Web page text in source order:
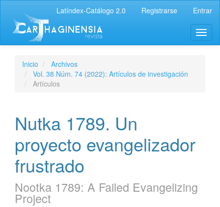
Latíndex-Catálogo 2.0 Registrarse Entrar
Inicio
Archivos
Vol. 38 Núm. 74 (2022): Artículos de investigación
Artículos
Nutka 1789. Un
proyecto evangelizador
frustrado
Nootka 1789: A Failed Evangelizing
Project